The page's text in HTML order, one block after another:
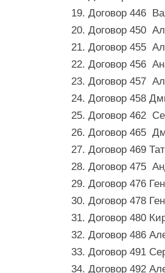
19. Договор 446
20. Договор 450
21. Договор 455
22. Договор 456
23. Договор 457
24. Договор 458
25. Договор 462
26. Договор 465
27. Договор 469
28. Договор 475
29. Договор 476
30. Договор 478
31. Договор 480
32. Договор 486
33. Договор 491
34. Договор 492